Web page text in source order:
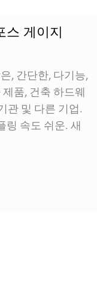
스 게이지
, 간단한, 다기능,
품, 건축 하드웨
관 및 다른 기업.
링 속도 쉬운. 새